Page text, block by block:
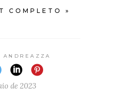
COMPLETO »
ANDREAZZA
de 2023